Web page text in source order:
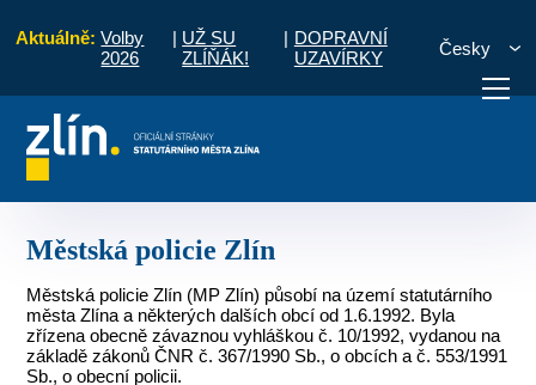
Aktuálně: Volby
2026
| UŽ SU
ZLÍŇÁK!
| DOPRAVNÍ
UZAVÍRKY
Česky
vyřídit Potřebuji zaplatit
Městská policie Zlín
Městská policie Zlín (MP Zlín) působí na území statutárního
města Zlína a některých dalších obcí od 1.6.1992. Byla
zřízena obecně závaznou vyhláškou č. 10/1992, vydanou na
základě zákonů ČNR č. 367/1990 Sb., o obcích a č. 553/1991
Sb., o obecní policii.